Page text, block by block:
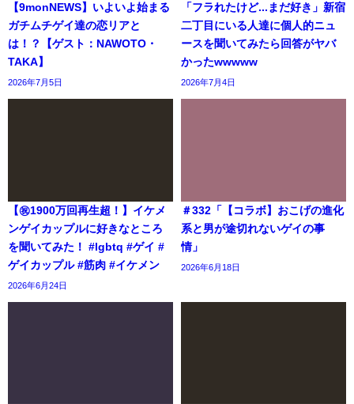
【9monNEWS】いよいよ始まる
ガチムチゲイ達の恋リアと
は！？【ゲスト：NAWOTO・
TAKA】
2026年7月5日
「フラれたけど...まだ好き」新宿
二丁目にいる人達に個人的ニュ
ースを聞いてみたら回答がヤバ
かったwwwww
2026年7月4日
【㊗️1900万回再生超！】イケメ
ンゲイカップルに好きなところ
を聞いてみた！ #lgbtq #ゲイ #
ゲイカップル #筋肉 #イケメン
2026年6月24日
＃332「【コラボ】おこげの進化
系と男が途切れないゲイの事
情」
2026年6月18日